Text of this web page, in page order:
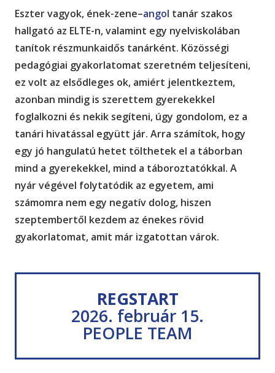
Eszter vagyok, ének-zene–angol tanár szakos
hallgató az ELTE-n, valamint egy nyelviskolában
tanítok részmunkaidős tanárként. Közösségi
pedagógiai gyakorlatomat szeretném teljesíteni,
ez volt az elsődleges ok, amiért jelentkeztem,
azonban mindig is szerettem gyerekekkel
foglalkozni és nekik segíteni, úgy gondolom, ez a
tanári hivatással együtt jár. Arra számítok, hogy
egy jó hangulatú hetet tölthetek el a táborban
mind a gyerekekkel, mind a táboroztatókkal. A
nyár végével folytatódik az egyetem, ami
számomra nem egy negatív dolog, hiszen
szeptembertől kezdem az énekes rövid
gyakorlatomat, amit már izgatottan várok.
REGSTART
2026. február 15.
PEOPLE TEAM